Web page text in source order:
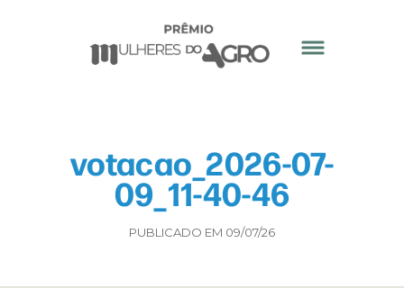
votacao_2026-07-
09_11-40-46
PUBLICADO EM 09/07/26